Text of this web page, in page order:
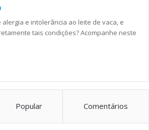
e intolerância ao leite de vaca, e
tais condições? Acompanhe neste
Popular Comentários